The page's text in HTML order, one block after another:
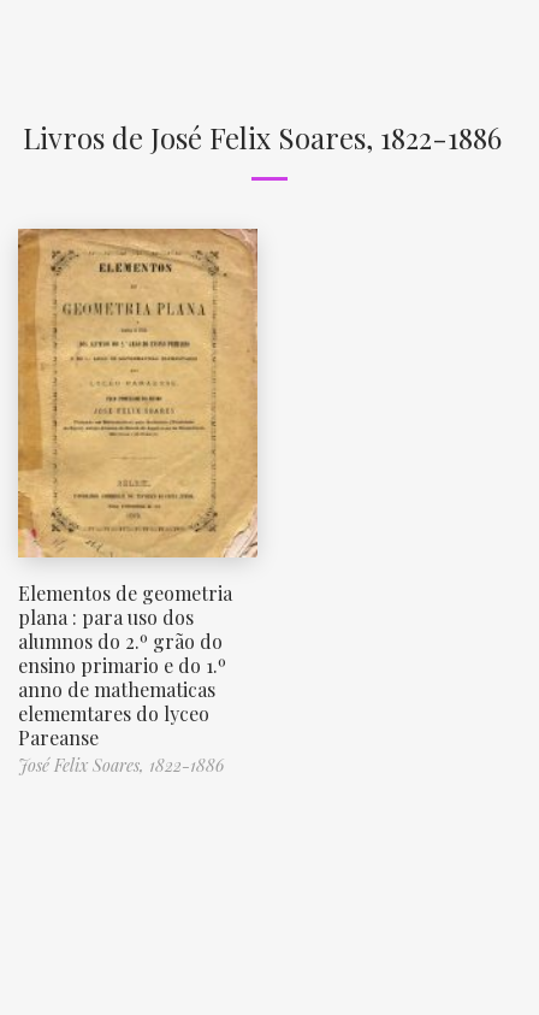
Livros de José Felix Soares, 1822-1886
Elementos de geometria
plana : para uso dos
alumnos do 2.º grão do
ensino primario e do 1.º
anno de mathematicas
elememtares do lyceo
Pareanse
José Felix Soares, 1822-1886